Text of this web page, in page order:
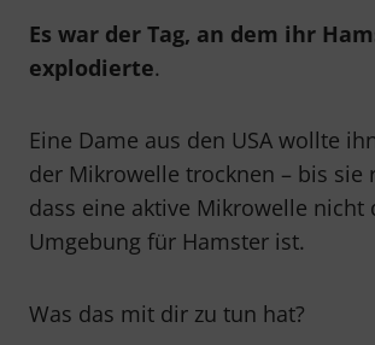
Es war der Tag, an dem ihr
explodierte.
Eine Dame aus den USA wollte
der Mikrowelle trocknen – bis sie
dass eine aktive Mikrowelle nicht
Umgebung für Hamster ist.
Was das mit dir zu tun hat?